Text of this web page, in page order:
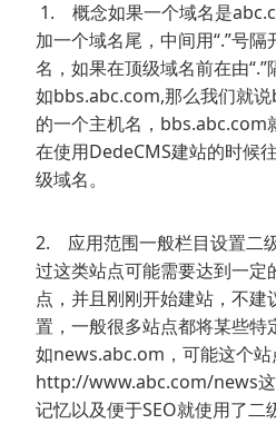
1. 概念如果一个域名是
加一个域名尾，中间用“.”号
名，如果在顶级域名前在由
如bbs.abc.com,那么我们就
的一个主机名，bbs.abc.com
在使用DedeCMS建站的时候
级域名。
2. 应用范围一般栏目设置二
过这类站点可能需要达到一定
点，并且刚刚开始建站，不
置，一般很多站点都将某些特
如news.abc.om，可能这个站
http://www.abc.com/news这
记忆以及便于SEO就使用了二